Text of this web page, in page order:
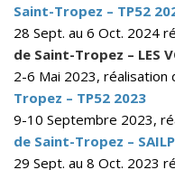
Saint-Tropez – TP52
28 Sept. au 6 Oct. 2024
de Saint-Tropez – LES
2-6 Mai 2023, réalisation
Tropez – TP52 2023
9-10 Septembre 2023,
de Saint-Tropez –
29 Sept. au 8 Oct. 2023